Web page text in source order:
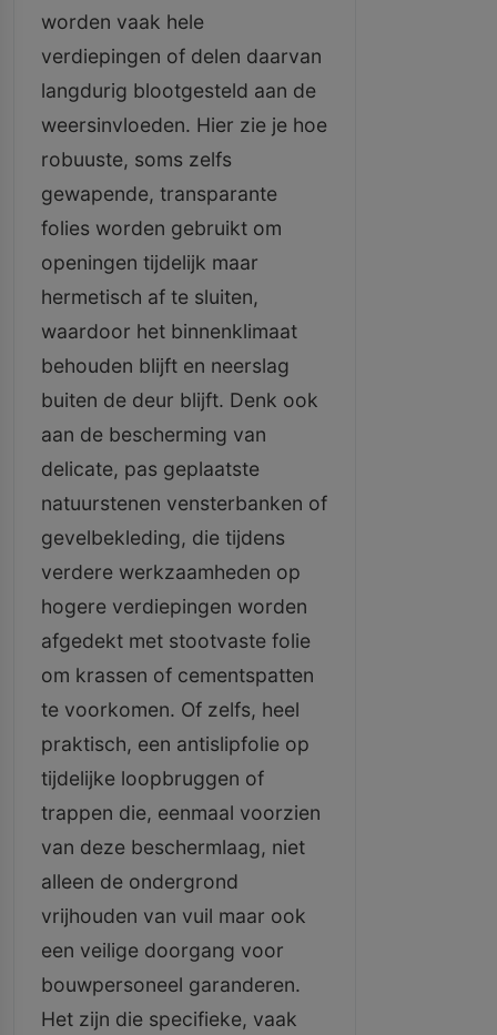
worden vaak hele
verdiepingen of delen daarvan
langdurig blootgesteld aan de
weersinvloeden. Hier zie je hoe
robuuste, soms zelfs
gewapende, transparante
folies worden gebruikt om
openingen tijdelijk maar
hermetisch af te sluiten,
waardoor het binnenklimaat
behouden blijft en neerslag
buiten de deur blijft. Denk ook
aan de bescherming van
delicate, pas geplaatste
natuurstenen vensterbanken of
gevelbekleding, die tijdens
verdere werkzaamheden op
hogere verdiepingen worden
afgedekt met stootvaste folie
om krassen of cementspatten
te voorkomen. Of zelfs, heel
praktisch, een antislipfolie op
tijdelijke loopbruggen of
trappen die, eenmaal voorzien
van deze beschermlaag, niet
alleen de ondergrond
vrijhouden van vuil maar ook
een veilige doorgang voor
bouwpersoneel garanderen.
Het zijn die specifieke, vaak